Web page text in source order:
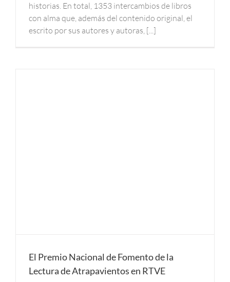
historias. En total, 1353 intercambios de libros
con alma que, además del contenido original, el
escrito por sus autores y autoras, [...]
El Premio Nacional de Fomento de la
Lectura de Atrapavientos en RTVE